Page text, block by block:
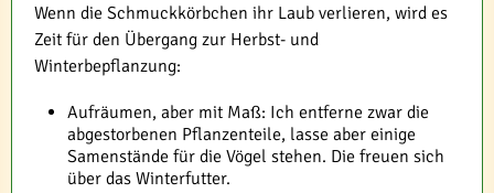
Wenn die Schmuckkörbchen ihr Laub verlieren, wird es
Zeit für den Übergang zur Herbst- und
Winterbepflanzung:
Aufräumen, aber mit Maß: Ich entferne zwar die
abgestorbenen Pflanzenteile, lasse aber einige
Samenstände für die Vögel stehen. Die freuen sich
über das Winterfutter.